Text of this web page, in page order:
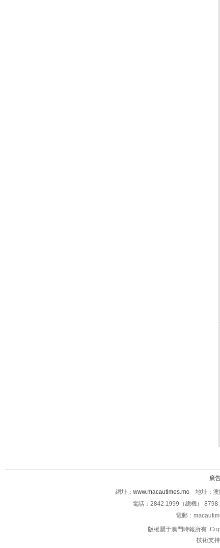
廣
網址： www.macautimes.mo 地址：澳
電話：2842 1999（總機）
電郵：
版權屬于澳門時報所有.
技術支